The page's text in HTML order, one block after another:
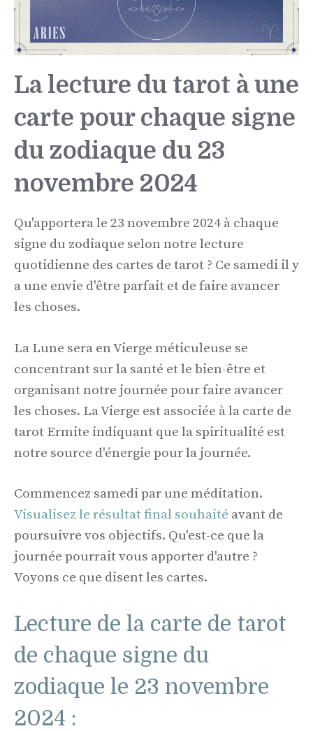
La lecture du tarot à une
carte pour chaque signe
du zodiaque du 23
novembre 2024
Qu'apportera le 23 novembre 2024 à chaque
signe du zodiaque selon notre lecture
quotidienne des cartes de tarot ? Ce samedi il y
a une envie d'être parfait et de faire avancer
les choses.
La Lune sera en Vierge méticuleuse se
concentrant sur la santé et le bien-être et
organisant notre journée pour faire avancer
les choses. La Vierge est associée à la carte de
tarot Ermite indiquant que la spiritualité est
notre source d'énergie pour la journée.
Commencez samedi par une méditation.
Visualisez le résultat final souhaité avant de
poursuivre vos objectifs. Qu'est-ce que la
journée pourrait vous apporter d'autre ?
Voyons ce que disent les cartes.
Lecture de la carte de tarot
de chaque signe du
zodiaque le 23 novembre
2024 :